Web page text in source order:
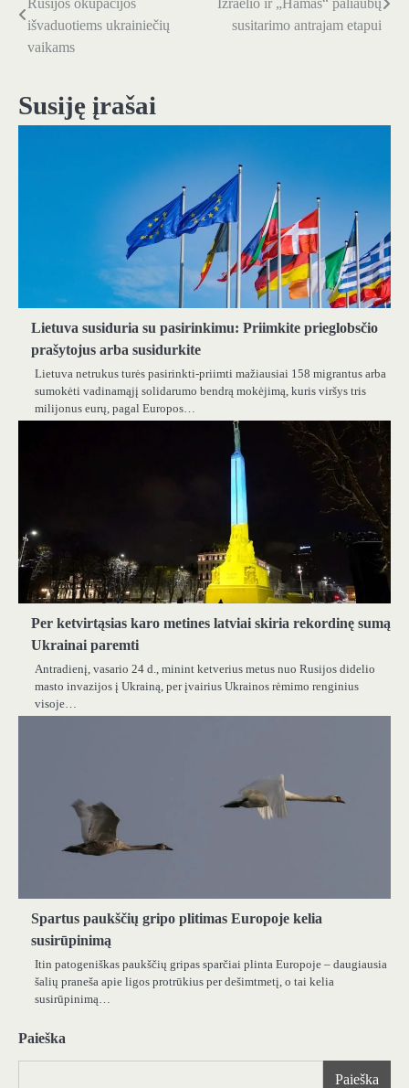
tarp
įrašų
išvaduotiems ukrainiečių
vaikams
susitarimo antrajam etapui
Susiję įrašai
Lietuva susiduria su pasirinkimu: Priimkite prieglobsčio
prašytojus arba susidurkite
Lietuva netrukus turės pasirinkti-priimti mažiausiai 158 migrantus arba
sumokėti vadinamąjį solidarumo bendrą mokėjimą, kuris viršys tris
milijonus eurų, pagal Europos…
Per ketvirtąsias karo metines latviai skiria rekordinę sumą
Ukrainai paremti
Antradienį, vasario 24 d., minint ketverius metus nuo Rusijos didelio
masto invazijos į Ukrainą, per įvairius Ukrainos rėmimo renginius
visoje…
Spartus paukščių gripo plitimas Europoje kelia
susirūpinimą
Itin patogeniškas paukščių gripas sparčiai plinta Europoje – daugiausia
šalių praneša apie ligos protrūkius per dešimtmetį, o tai kelia
susirūpinimą…
Paieška
Paieška